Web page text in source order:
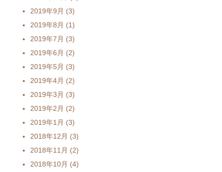
2019年9月 (3)
2019年8月 (1)
2019年7月 (3)
2019年6月 (2)
2019年5月 (3)
2019年4月 (2)
2019年3月 (3)
2019年2月 (2)
2019年1月 (3)
2018年12月 (3)
2018年11月 (2)
2018年10月 (4)